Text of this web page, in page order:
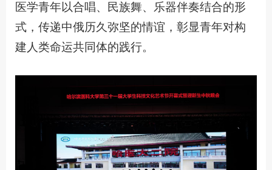
医学青年以合唱、民族舞、乐器伴奏结合的形
式，传递中俄历久弥坚的情谊，彰显青年对构
建人类命运共同体的践行。